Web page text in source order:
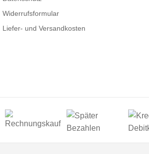
Widerrufsformular
Liefer- und Versandkosten